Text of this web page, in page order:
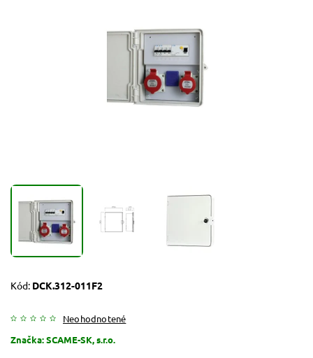
Kód: DCK.312-011F2
Neohodnotené
Značka:SCAME-SK, s.r.o.